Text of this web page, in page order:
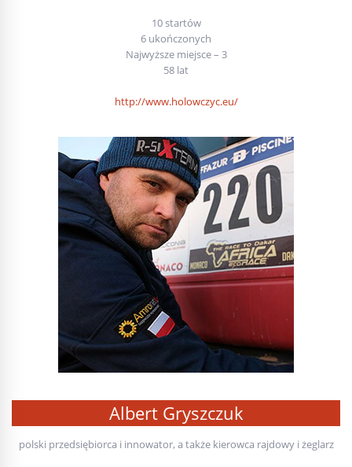
10 startów
6 ukończonych
Najwyższe miejsce – 3
58 lat
http://www.holowczyc.eu/
Albert Gryszczuk
polski przedsiębiorca i innowator, a także kierowca rajdowy i żeglarz